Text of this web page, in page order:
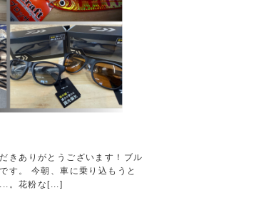
きありがとうございます！ブル
す。 今朝、車に乗り込もうと
。花粉な[...]